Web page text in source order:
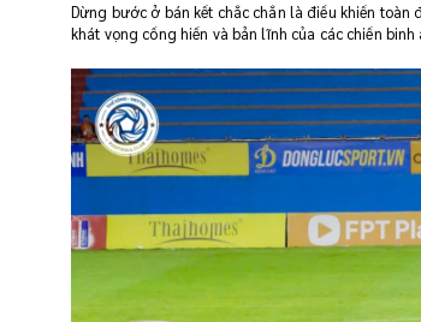
Dừng bước ở bán kết chắc chắn là điều khiến
khát vọng cống hiến và bản lĩnh của các chiến binh